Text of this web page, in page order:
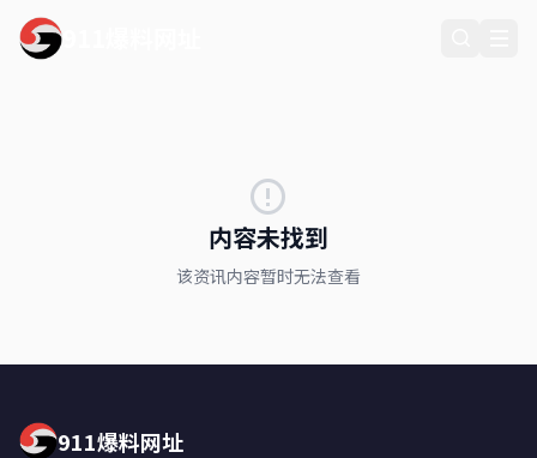
内容未找到
该资讯内容暂时无法查看
911爆料网址